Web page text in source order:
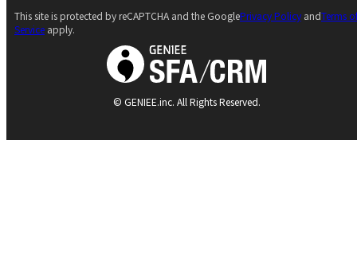
© GENIEE.inc. All Rights Reserved.
This site is protected by reCAPTCHA and the GooglePrivacy Policy andTerms
Service apply.